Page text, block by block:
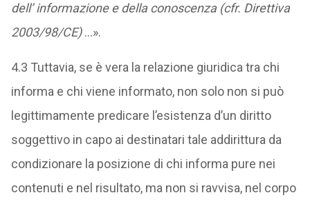
dell’ informazione e della conoscenza (cfr. Direttiva
2003/98/CE)…».
4.3 Tuttavia, se è vera la relazione giuridica tra chi
informa e chi viene informato, non solo non si può
legittimamente predicare l’esistenza d’un diritto
soggettivo in capo ai destinatari tale addirittura da
condizionare la posizione di chi informa pure nei
contenuti e nel risultato, ma non si ravvisa, nel corpo